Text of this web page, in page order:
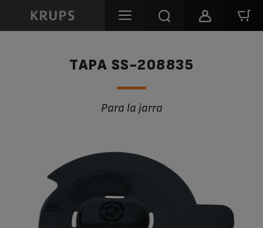
TAPA SS-208835
Para la jarra